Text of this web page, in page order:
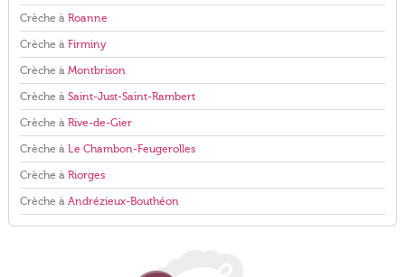
Crèche à Roanne
Crèche à Firminy
Crèche à Montbrison
Crèche à Saint-Just-Saint-Rambert
Crèche à Rive-de-Gier
Crèche à Le Chambon-Feugerolles
Crèche à Riorges
Crèche à Andrézieux-Bouthéon